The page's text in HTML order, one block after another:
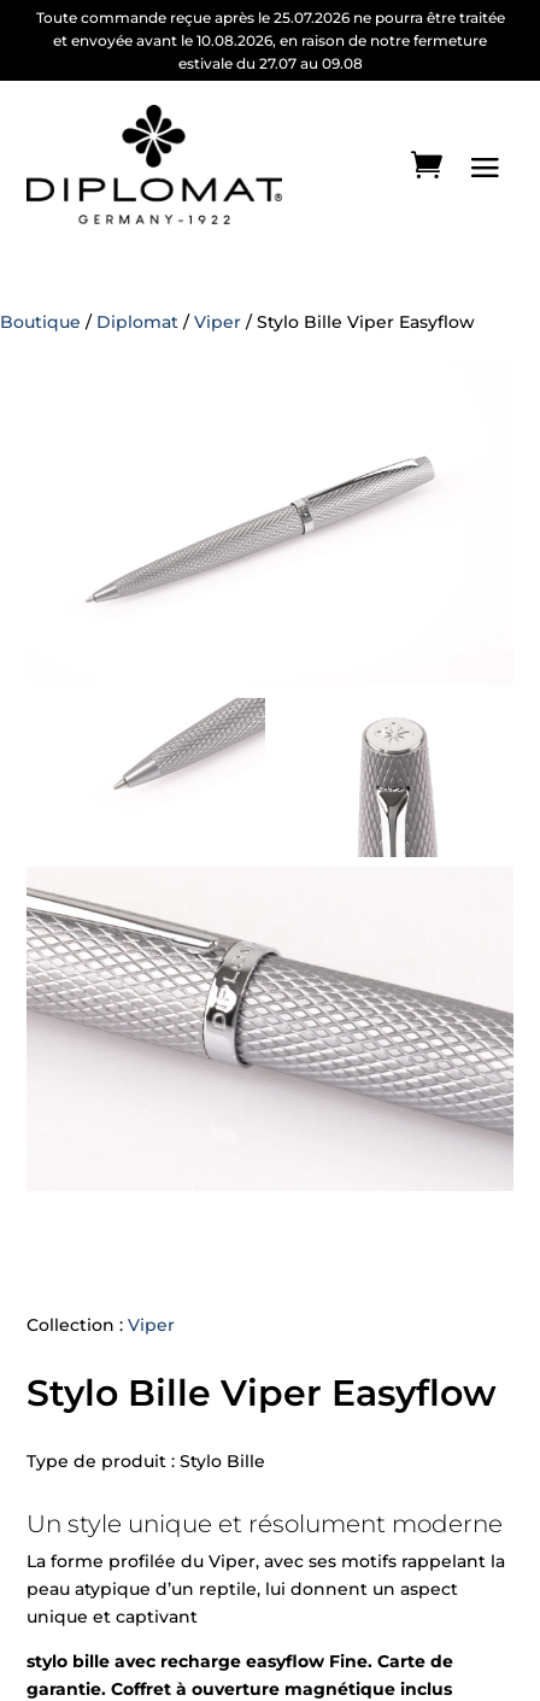
Toute commande reçue après le 25.07.2026 ne pourra être traitée
et envoyée avant le 10.08.2026, en raison de notre fermeture
estivale du 27.07 au 09.08
Boutique / Diplomat / Viper / Stylo Bille Viper Easyflow
Collection :Viper
Stylo Bille Viper Easyflow
Type de produit : Stylo Bille
Un style unique et résolument moderne
La forme profilée du Viper, avec ses motifs rappelant la
peau atypique d’un reptile, lui donnent un aspect
unique et captivant
stylo bille avec recharge easyflow Fine. Carte de
garantie. Coffret à ouverture magnétique inclus